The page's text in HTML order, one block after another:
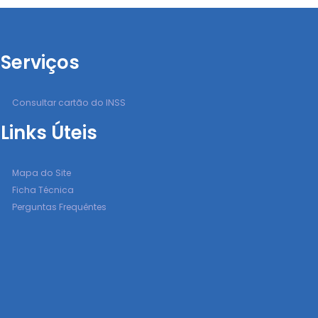
Serviços
Consultar cartão do INSS
Links Úteis
Mapa do Site
Ficha Técnica
Perguntas Frequêntes